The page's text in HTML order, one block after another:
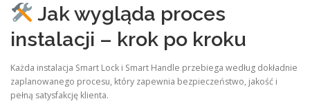
Jak wygląda proces
instalacji – krok po kroku
Każda instalacja Smart Lock i Smart Handle przebiega według dokładnie
zaplanowanego procesu, który zapewnia bezpieczeństwo, jakość i
pełną satysfakcję klienta.